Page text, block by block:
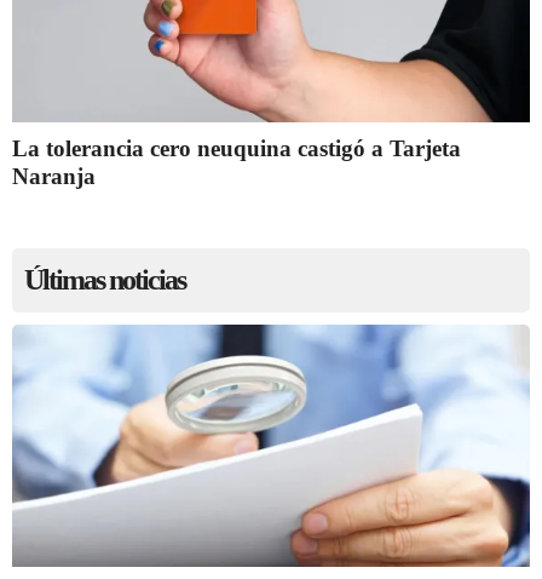
La tolerancia cero neuquina castigó a Tarjeta
Naranja
Últimas noticias